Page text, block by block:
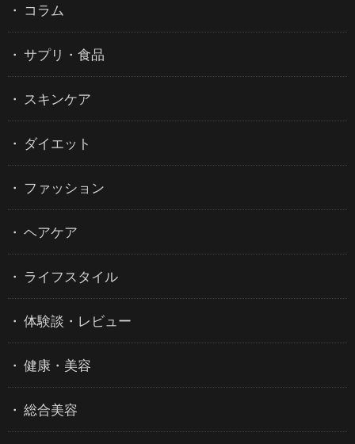
コラム
サプリ・食品
スキンケア
ダイエット
ファッション
ヘアケア
ライフスタイル
体験談・レビュー
健康・美容
総合美容